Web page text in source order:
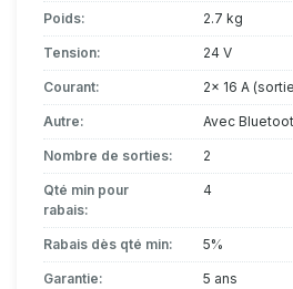
Poids: 2.7 kg
Tension: 24 V
Courant: 2x 16 A
Autre: Avec
Nombre de sorties: 2
Qté min pour
rabais:
4
Rabais dès qté min: 5%
Garantie: 5 ans